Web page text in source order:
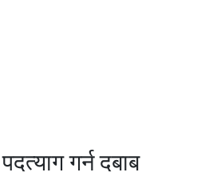
गर्न दबाब